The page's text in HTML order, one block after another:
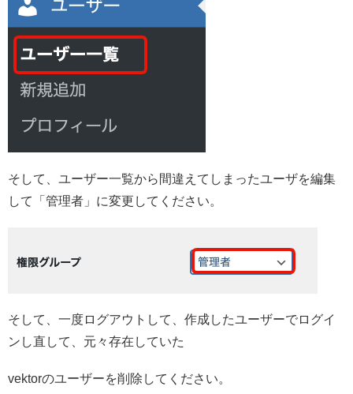
そして、ユーザー一覧から間違えてしまったユーザを編集
して「管理者」に変更してください。
そして、一度ログアウトして、作成したユーザーでログイ
ンし直して、元々存在していた
vektorのユーザーを削除してください。